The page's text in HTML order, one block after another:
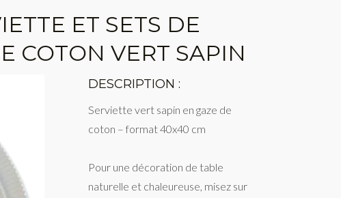
ET SETS DE
COTON VERT SAPIN
DESCRIPTION :
Serviette vert sapin en gaze de
coton – format 40x40 cm
Pour une décoration de table
naturelle et chaleureuse, misez sur